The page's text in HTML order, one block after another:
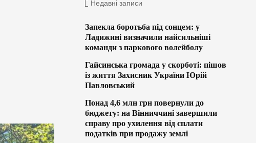
Недавні записи
Запекла боротьба під сонцем: у
Ладижині визначили найсильніші
команди з паркового волейболу
Гайсинська громада у скорботі: пішов
із життя Захисник України Юрій
Павловський
Понад 4,6 млн грн повернули до
бюджету: на Вінниччині завершили
справу про ухилення від сплати
податків при продажу землі